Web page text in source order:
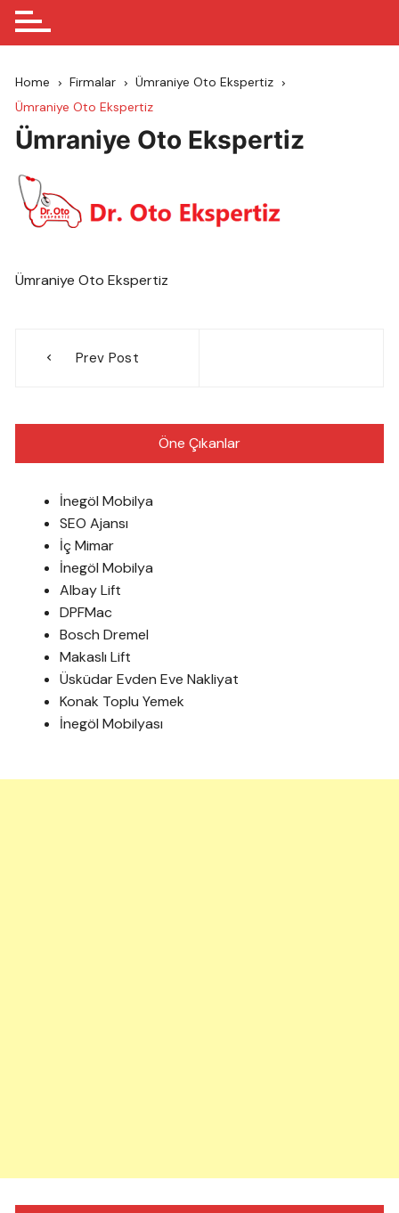
Home Firmalar
Ümraniye Oto Ekspertiz
Ümraniye Oto Ekspertiz
Ümraniye Oto Ekspertiz
Ümraniye Oto Ekspertiz
gezinmesi
Prev Post
Öne Çıkanlar
İnegöl Mobilya
SEO Ajansı
İç Mimar
İnegöl Mobilya
Albay Lift
DPFMac
Bosch Dremel
Makaslı Lift
Üsküdar Evden Eve Nakliyat
Konak Toplu Yemek
İnegöl Mobilyası